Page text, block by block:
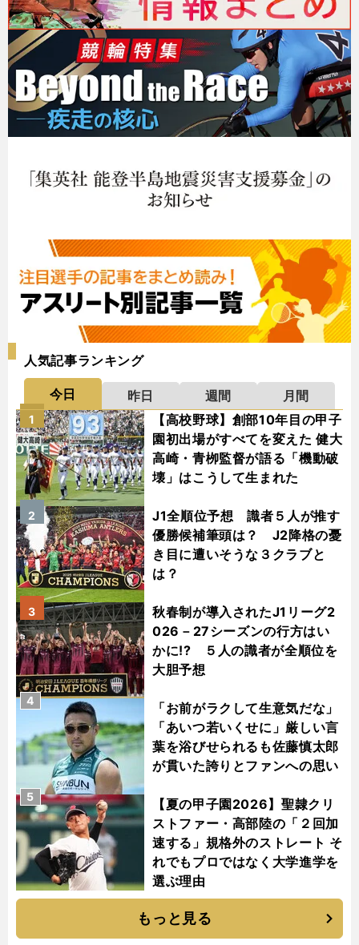
人気記事ランキング
今日 昨日 週間
月間
【高校野球】創部10年目の甲子
園初出場がすべてを変えた 健大
高崎・青栁監督が語る「機動破
壊」はこうして生まれた
1
J1全順位予想 識者５人が推す
優勝候補筆頭は？ J2降格の憂
き目に遭いそうな３クラブと
は？
2
秋春制が導入されたJ1リーグ2
026－27シーズンの行方はい
かに!? ５人の識者が全順位を
大胆予想
3
「お前がラクして生意気だな」
「あいつ若いくせに」厳しい言
葉を浴びせられるも佐藤慎太郎
が貫いた誇りとファンへの思い
4
【夏の甲子園2026】聖隷クリ
ストファー・高部陸の「２回加
速する」規格外のストレート そ
れでもプロではなく大学進学を
選ぶ理由
5
もっと見る